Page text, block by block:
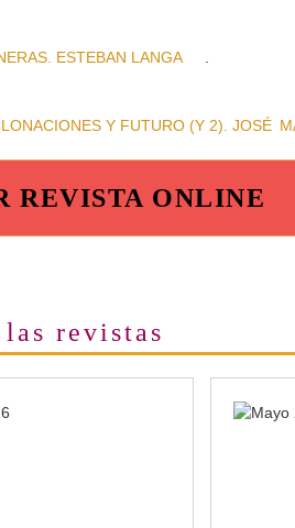
ESTEBAN LANGA
.
Y FUTURO (Y 2). JOSÉ
REVISTA ONLINE
las revistas